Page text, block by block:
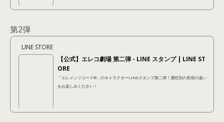
第2弾
LINE STORE
【公式】エレコ劇場 第二弾 - LINE スタンプ | LINE ST
ORE
「エレメンツコード®︎」のキャラクターLINEスタンプ第二弾！属性別の表現の違い
をお楽しみください！